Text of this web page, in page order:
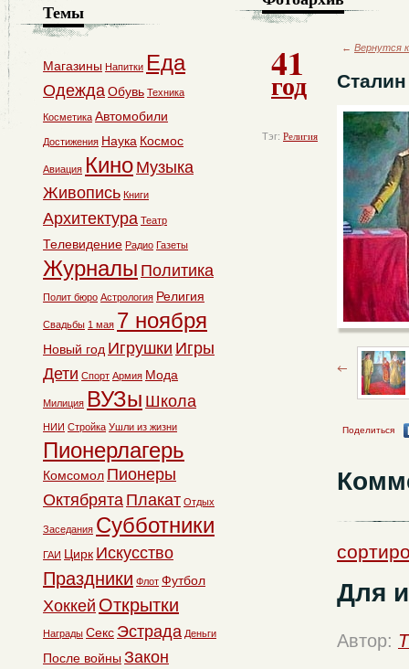
41
год
Тэг: Религия
← Вернутся
Поделиться
Для
Автор:
Темы
Магазины Напитки Еда
ОдеждаОбувь Техника
Косметика Автомобили
Достижения Наука Космос
Авиация Кино Музыка
Живопись Книги
Архитектура Театр
Телевидение Радио Газеты
Журналы Политика
Полит бюро Астрология Религия
Свадьбы 1 мая 7 ноября
Новый год Игрушки Игры
Дети Спорт Армия Мода
Милиция ВУЗы Школа
НИИ Стройка Ушли из жизни
Пионерлагерь
Комсомол Пионеры
Октябрята Плакат Отдых
Заседания Субботники
ГАИ Цирк Искусство
Праздники Флот Футбол
Хоккей Открытки
Награды Секс Эстрада Деньги
После войны Закон